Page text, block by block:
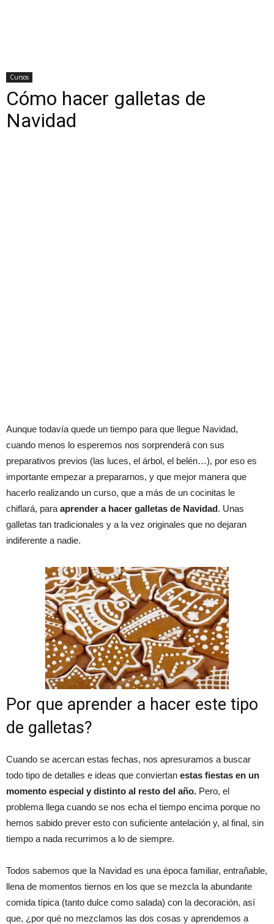
Cursos
Cómo hacer galletas de
Navidad
Aunque todavía quede un tiempo para que llegue Navidad,
cuando menos lo esperemos nos sorprenderá con sus
preparativos previos (las luces, el árbol, el belén…), por eso es
importante empezar a prepararnos, y que mejor manera que
hacerlo realizando un curso, que a más de un cocinitas le
chiflará, para aprender a hacer galletas de Navidad. Unas
galletas tan tradicionales y a la vez originales que no dejaran
indiferente a nadie.
Por que aprender a hacer este tipo
de galletas?
Cuando se acercan estas fechas, nos apresuramos a buscar
todo tipo de detalles e ideas que conviertan estas fiestas en un
momento especial y distinto al resto del año. Pero, el
problema llega cuando se nos echa el tiempo encima porque no
hemos sabido prever esto con suficiente antelación y, al final, sin
tiempo a nada recurrimos a lo de siempre.
Todos sabemos que la Navidad es una época familiar, entrañable,
llena de momentos tiernos en los que se mezcla la abundante
comida típica (tanto dulce como salada) con la decoración, así
que, ¿por qué no mezclamos las dos cosas y aprendemos a